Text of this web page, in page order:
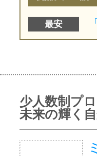
最安
少人数制プ
未来の輝く